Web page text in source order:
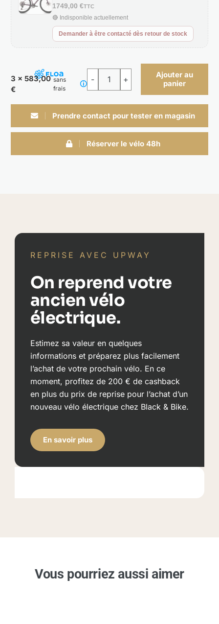
1749,00 €TTC
🔴 Indisponible actuellement
Demander à être contacté dès retour de stock
3 x 583,00
€
sans
frais
quantité
SLX
Ajouter au
panier
Prendre contact pour tester en magasin
Réserver le vélo 48h
REPRISE AVEC UPWAY
On reprend votre
ancien vélo
électrique.
Estimez sa valeur en quelques
informations et préparez plus facilement
l’achat de votre prochain vélo. En ce
moment, profitez de 200 € de cashback
en plus du prix de reprise pour l’achat d’un
nouveau vélo électrique chez Black & Bike.
En savoir plus
Vous pourriez aussi aimer